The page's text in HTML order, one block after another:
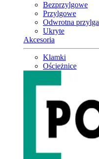
Bezprzylgowe
Przylgowe
Odwrotna przylga
Ukryte
Akcesoria
Klamki
Ościeżnice